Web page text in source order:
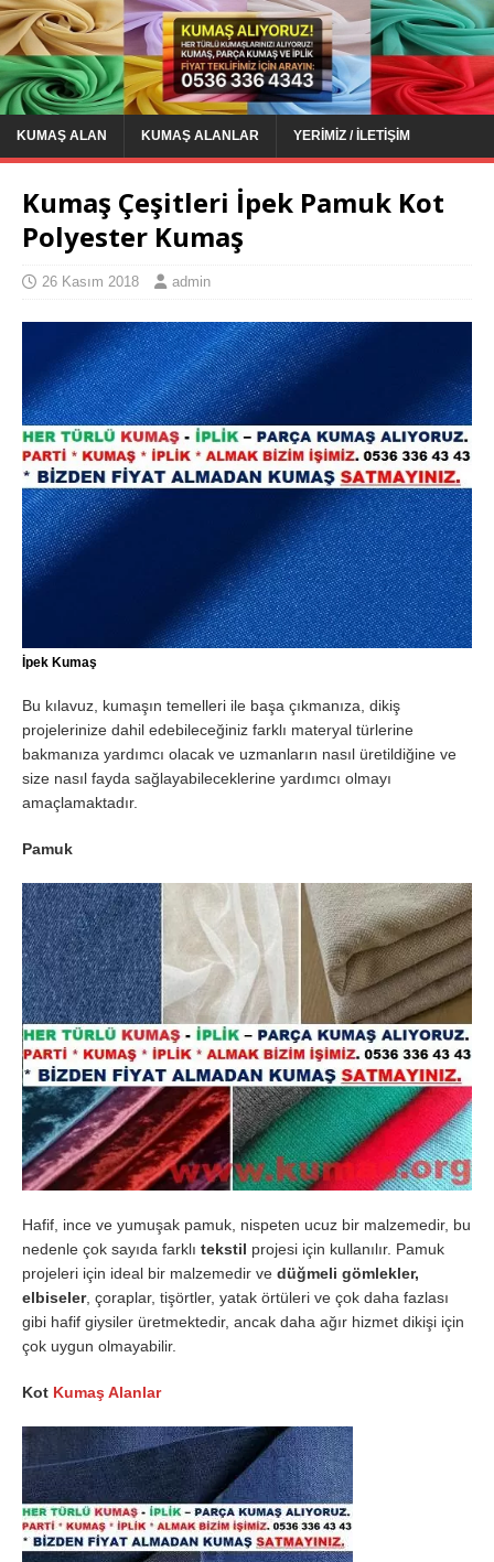
KUMAŞ ALAN KUMAŞ ALANLAR YERIMIZ / İLETIŞIM
Kumaş Çeşitleri İpek Pamuk Kot
Polyester Kumaş
26 Kasım 2018 admin
İpek Kumaş
Bu kılavuz, kumaşın temelleri ile başa çıkmanıza, dikiş
projelerinize dahil edebileceğiniz farklı materyal türlerine
bakmanıza yardımcı olacak ve uzmanların nasıl üretildiğine ve
size nasıl fayda sağlayabileceklerine yardımcı olmayı
amaçlamaktadır.
Pamuk
Hafif, ince ve yumuşak pamuk, nispeten ucuz bir malzemedir, bu
nedenle çok sayıda farklı tekstil projesi için kullanılır. Pamuk
projeleri için ideal bir malzemedir ve düğmeli gömlekler,
elbiseler, çoraplar, tişörtler, yatak örtüleri ve çok daha fazlası
gibi hafif giysiler üretmektedir, ancak daha ağır hizmet dikişi için
çok uygun olmayabilir.
Kot Kumaş Alanlar